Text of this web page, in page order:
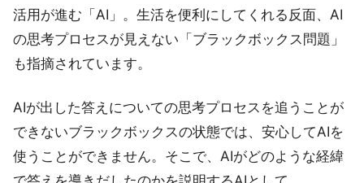
活用が進む「AI」。生活を便利にしてくれる反面、AI
の思考プロセスが見えない「ブラックボックス問題」
も指摘されています。
AIが出した答えについての思考プロセスを追うことが
できないブラックボックスの状態では、安心してAIを
使うことができません。そこで、AIがどのような経緯